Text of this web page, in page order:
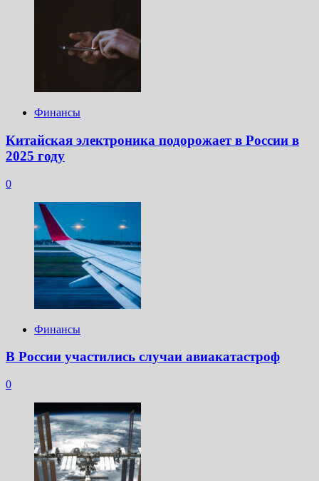
Финансы
Китайская электроника подорожает в России в
2025 году
0
Финансы
В России участились случаи авиакатастроф
0